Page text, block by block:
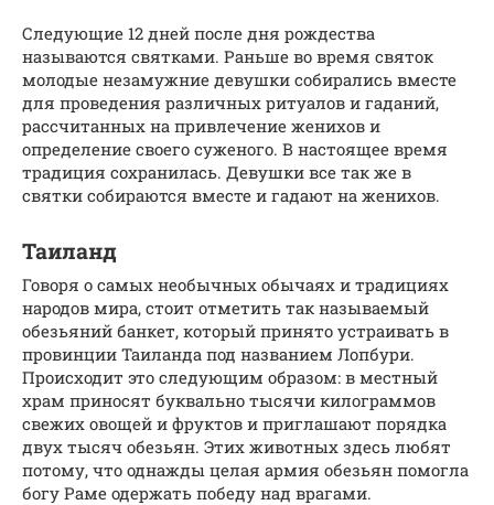
Следующие 12 дней после дня рождества
называются святками. Раньше во время святок
молодые незамужние девушки собирались вместе
для проведения различных ритуалов и гаданий,
рассчитанных на привлечение женихов и
определение своего суженого. В настоящее время
традиция сохранилась. Девушки все так же в
святки собираются вместе и гадают на женихов.
Таиланд
Говоря о самых необычных обычаях и традициях
народов мира, стоит отметить так называемый
обезьяний банкет, который принято устраивать в
провинции Таиланда под названием Лопбури.
Происходит это следующим образом: в местный
храм приносят буквально тысячи килограммов
свежих овощей и фруктов и приглашают порядка
двух тысяч обезьян. Этих животных здесь любят
потому, что однажды целая армия обезьян помогла
богу Раме одержать победу над врагами.